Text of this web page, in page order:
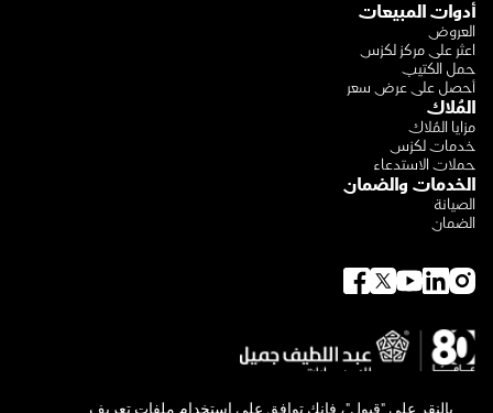
بالنقر على "قبول"، فإنك توافق على استخدام ملفات تعريف
أدوات المبيعات
العروض
اعثر على مركز لكزس
حمل الكتيب
أحصل على عرض سعر
المُلاك
مزايا المُلاك
خدمات لكزس
حملات الاستدعاء
الخدمات والضمان
الصيانة
الضمان